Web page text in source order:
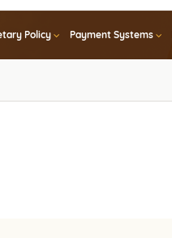
Policy Payment Systems